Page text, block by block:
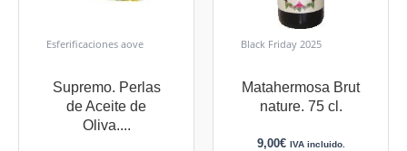
Esferificaciones aove
Supremo. Perlas
de Aceite de
Oliva....
Black Friday 2025
Matahermosa Brut
nature. 75 cl.
9,00€ IVA incluido.